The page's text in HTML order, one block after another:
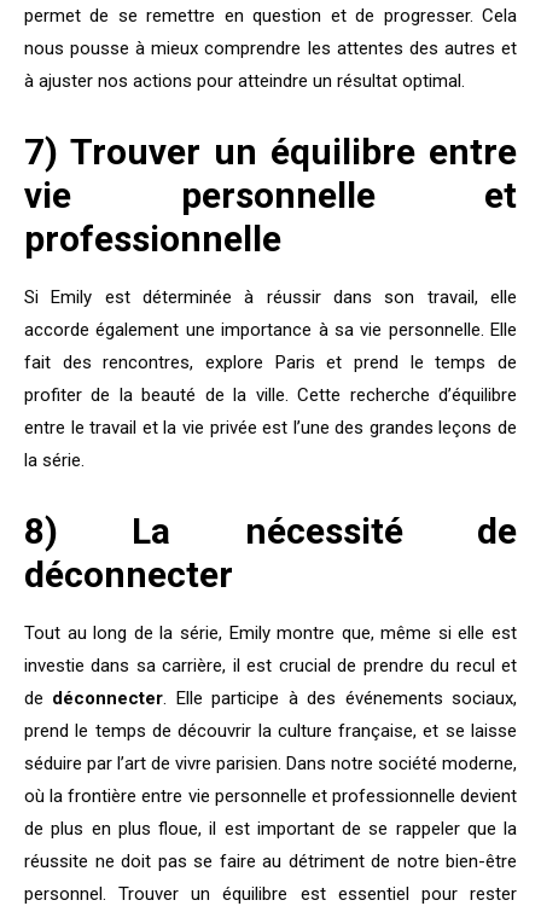
permet de se remettre en question et de progresser. Cela
nous pousse à mieux comprendre les attentes des autres et
à ajuster nos actions pour atteindre un résultat optimal.
7) Trouver un équilibre entre
vie personnelle et
professionnelle
Si Emily est déterminée à réussir dans son travail, elle
accorde également une importance à sa vie personnelle. Elle
fait des rencontres, explore Paris et prend le temps de
profiter de la beauté de la ville. Cette recherche d’équilibre
entre le travail et la vie privée est l’une des grandes leçons de
la série.
8) La nécessité de
déconnecter
Tout au long de la série, Emily montre que, même si elle est
investie dans sa carrière, il est crucial de prendre du recul et
de déconnecter. Elle participe à des événements sociaux,
prend le temps de découvrir la culture française, et se laisse
séduire par l’art de vivre parisien. Dans notre société moderne,
où la frontière entre vie personnelle et professionnelle devient
de plus en plus floue, il est important de se rappeler que la
réussite ne doit pas se faire au détriment de notre bien-être
personnel. Trouver un équilibre est essentiel pour rester